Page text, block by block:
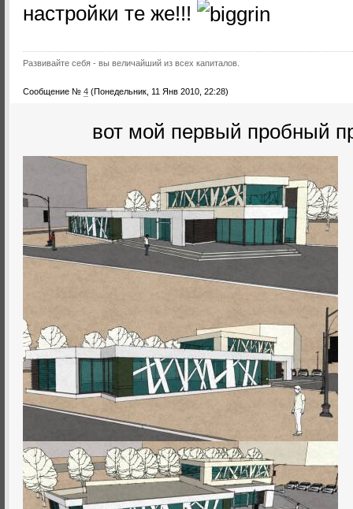
настройки те же!!!
Развивайте себя - вы величайший из всех капиталов.
Сообщение № 4 (Понедельник, 11 Янв 2010, 22:28)
вот мой первый пробный